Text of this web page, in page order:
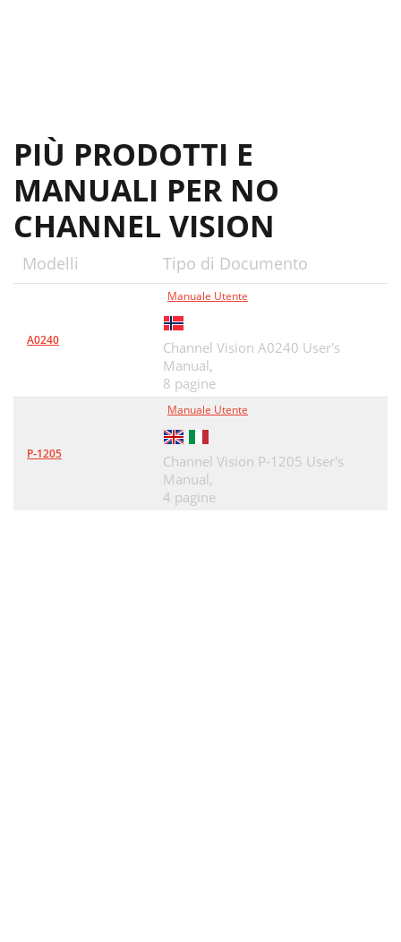
PIÙ PRODOTTI E
MANUALI PER NO
CHANNEL VISION
Modelli Tipo di Documento
A0240
Manuale Utente
Channel Vision A0240 User's
Manual,
8 pagine
P-1205
Manuale Utente
Channel Vision P-1205 User's
Manual,
4 pagine